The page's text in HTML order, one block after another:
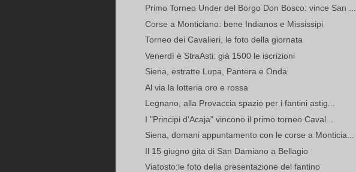
Primo Torneo Under del Borgo Don Bosco: vince San ...
Corse a Monticiano: bene Indianos e Mississipi
Torneo dei Cavalieri, le foto della giornata
Venerdì è StraAsti: già 1500 le iscrizioni
Siena, estratte Lupa, Pantera e Onda
Al via la lotteria oro e rossa
Legnano, alla Provaccia spazio per i fantini astig...
I "Principi d'Acaja" vincono il primo torneo Caval...
Siena, domani appuntamento con le corse a Monticia...
Il 15 giugno gita di San Damiano a Bellagio
Viatosto:le foto della presentazione del fantino